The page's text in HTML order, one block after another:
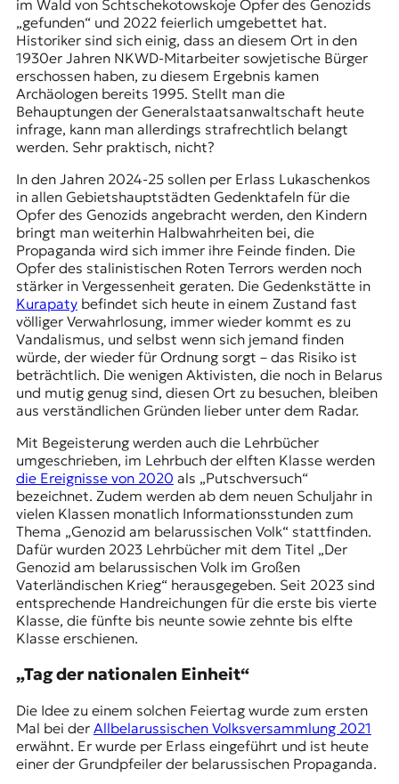
im Wald von Schtschekotowskoje Opfer des Genozids
„gefunden“ und 2022 feierlich umgebettet hat.
Historiker sind sich einig, dass an diesem Ort in den
1930er Jahren NKWD-Mitarbeiter sowjetische Bürger
erschossen haben, zu diesem Ergebnis kamen
Archäologen bereits 1995. Stellt man die
Behauptungen der Generalstaatsanwaltschaft heute
infrage, kann man allerdings strafrechtlich belangt
werden. Sehr praktisch, nicht?
In den Jahren 2024-25 sollen per Erlass Lukaschenkos
in allen Gebietshauptstädten Gedenktafeln für die
Opfer des Genozids angebracht werden, den Kindern
bringt man weiterhin Halbwahrheiten bei, die
Propaganda wird sich immer ihre Feinde finden. Die
Opfer des stalinistischen Roten Terrors werden noch
stärker in Vergessenheit geraten. Die Gedenkstätte in
Kurapatybefindet sich heute in einem Zustand fast
völliger Verwahrlosung, immer wieder kommt es zu
Vandalismus, und selbst wenn sich jemand finden
würde, der wieder für Ordnung sorgt – das Risiko ist
beträchtlich. Die wenigen Aktivisten, die noch in Belarus
und mutig genug sind, diesen Ort zu besuchen, bleiben
aus verständlichen Gründen lieber unter dem Radar.
Mit Begeisterung werden auch die Lehrbücher
umgeschrieben, im Lehrbuch der elften Klasse werden
die Ereignisse von 2020 als „Putschversuch“
bezeichnet. Zudem werden ab dem neuen Schuljahr in
vielen Klassen monatlich Informationsstunden zum
Thema „Genozid am belarussischen Volk“ stattfinden.
Dafür wurden 2023 Lehrbücher mit dem Titel „Der
Genozid am belarussischen Volk im Großen
Vaterländischen Krieg“ herausgegeben. Seit 2023 sind
entsprechende Handreichungen für die erste bis vierte
Klasse, die fünfte bis neunte sowie zehnte bis elfte
Klasse erschienen.
„Tag der nationalen Einheit“
Die Idee zu einem solchen Feiertag wurde zum ersten
Mal bei der Allbelarussischen Volksversammlung 2021
erwähnt. Er wurde per Erlass eingeführt und ist heute
einer der Grundpfeiler der belarussischen Propaganda.